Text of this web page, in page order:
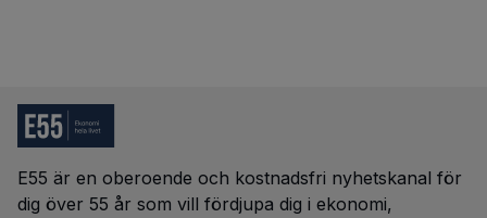
E55 är en oberoende och kostnadsfri nyhetskanal för
dig över 55 år som vill fördjupa dig i ekonomi,